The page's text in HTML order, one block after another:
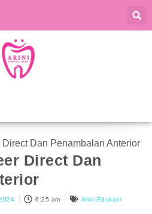
Dan Penambalan Anterior
Direct Dan
6:25 am Arini Edukasi